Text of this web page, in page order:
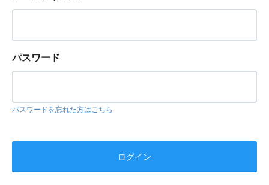
パスワード
パスワードを忘れた方はこちら